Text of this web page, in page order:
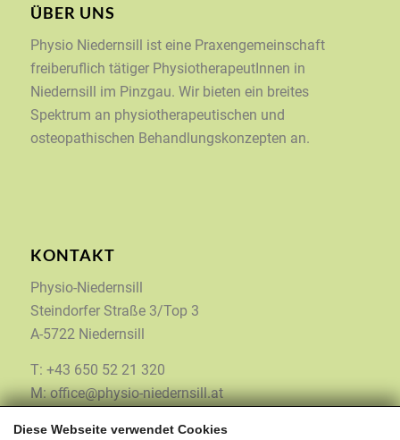
Diese Webseite verwendet Cookies
ÜBER UNS
Physio Niedernsill ist eine Praxengemeinschaft
freiberuflich tätiger PhysiotherapeutInnen in
Niedernsill im Pinzgau. Wir bieten ein breites
Spektrum an physiotherapeutischen und
osteopathischen Behandlungskonzepten an.
KONTAKT
Physio-Niedernsill
Steindorfer Straße 3/Top 3
A-5722 Niedernsill
T: +43 650 52 21 320
M: office@physio-niedernsill.at